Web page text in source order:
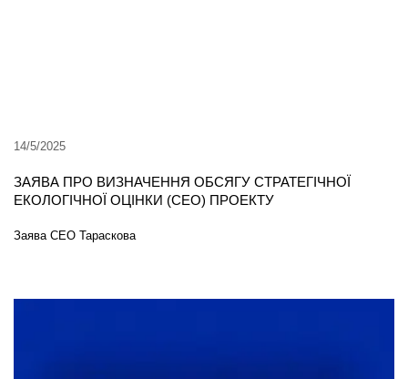
14/5/2025
ЗАЯВА ПРО ВИЗНАЧЕННЯ ОБСЯГУ СТРАТЕГІЧНОЇ
ЕКОЛОГІЧНОЇ ОЦІНКИ (СЕО) ПРОЕКТУ
Заява СЕО Тараскова